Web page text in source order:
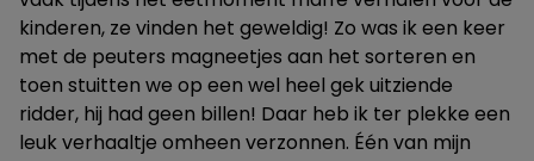
kinderen, ze vinden het geweldig! Zo was ik een keer
met de peuters magneetjes aan het sorteren en
toen stuitten we op een wel heel gek uitziende
ridder, hij had geen billen! Daar heb ik ter plekke een
leuk verhaaltje omheen verzonnen. Één van mijn